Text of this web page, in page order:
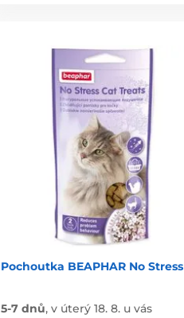
Pochoutka BEAPHAR No Stress
5-7 dnů,v úterý 18. 8. u vás